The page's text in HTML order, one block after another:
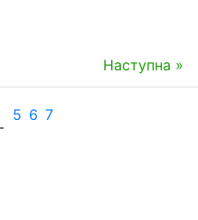
Наступна »
5 6 7